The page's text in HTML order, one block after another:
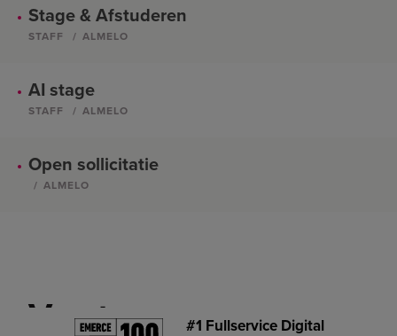
Stage & Afstuderen
STAFF ALMELO
AI stage
STAFF ALMELO
Open sollicitatie
ALMELO
Vacatures
#1 Fullservice Digital